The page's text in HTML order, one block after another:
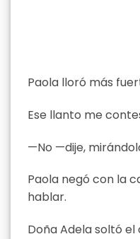
Paola lloró más
Ese llanto me
—No —dije,
Paola negó con la
hablar.
Doña Adela soltó